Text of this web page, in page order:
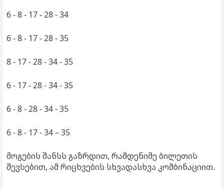
6 - 8 - 17 - 28 - 34
6 - 8 - 17 - 28 - 35
8 - 17 - 28 - 34 - 35
6 - 17 - 28 - 34 - 35
6 - 8 - 28 - 34 - 35
6 - 8 - 17 - 34 – 35
მოგების შანსს გაზრდით, რამდენიმე ბილეთის
შევსებით, ამ რიცხვების სხვადასხვა კომბინაციით.